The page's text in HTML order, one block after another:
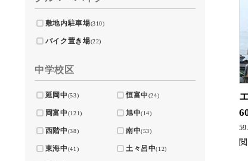
敷地内駐車場(310)
バイク置き場(22)
中学校区
延岡中(53) 恒富中(24)
岡富中(121) 旭中(14)
西階中(38) 南中(53)
東海中(41) 土々呂中(12)